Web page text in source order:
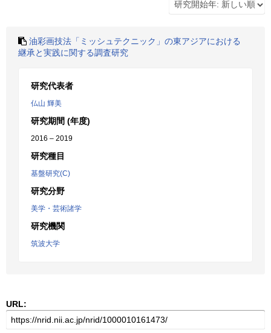
油彩画技法「ミッシュテクニック」の東アジアにおける
継承と実践に関する調査研究
研究代表者
仏山 輝美
研究期間 (年度)
2016 – 2019
研究種目
基盤研究(C)
研究分野
美学・芸術諸学
研究機関
筑波大学
URL: